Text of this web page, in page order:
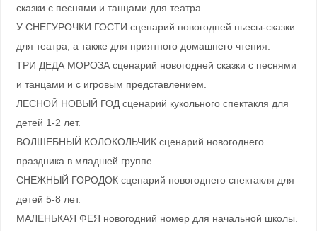
сказки с песнями и танцами для театра.
У СНЕГУРОЧКИ ГОСТИ сценарий новогодней пьесы-сказки
для театра, а также для приятного домашнего чтения.
ТРИ ДЕДА МОРОЗА сценарий новогодней сказки с песнями
и танцами и с игровым представлением.
ЛЕСНОЙ НОВЫЙ ГОД сценарий кукольного спектакля для
детей 1-2 лет.
ВОЛШЕБНЫЙ КОЛОКОЛЬЧИК сценарий новогоднего
праздника в младшей группе.
СНЕЖНЫЙ ГОРОДОК cценарий новогоднего спектакля для
детей 5-8 лет.
МАЛЕНЬКАЯ ФЕЯ новогодний номер для начальной школы.